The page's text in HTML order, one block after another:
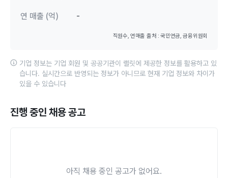
연 매출 (억) -
직원수, 연매출 출처 : 국민연금, 금융위원회
기업 정보는 기업 회원 및 공공기관이 랠릿에 제공한 정보를 활용하고 있
습니다. 실시간으로 반영되는 정보가 아니므로 현재 기업 정보와 차이가
있을 수 있습니다
진행 중인 채용 공고
아직 채용 중인 공고가 없어요.